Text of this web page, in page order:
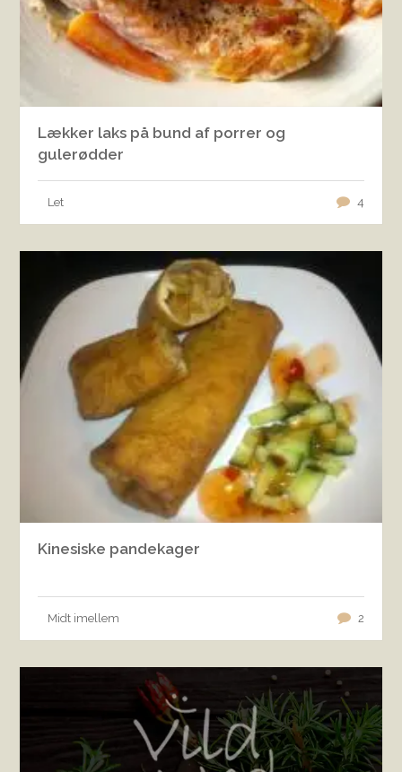
Lækker laks på bund af porrer og
gulerødder
Let 4
Kinesiske pandekager
Midt imellem 2